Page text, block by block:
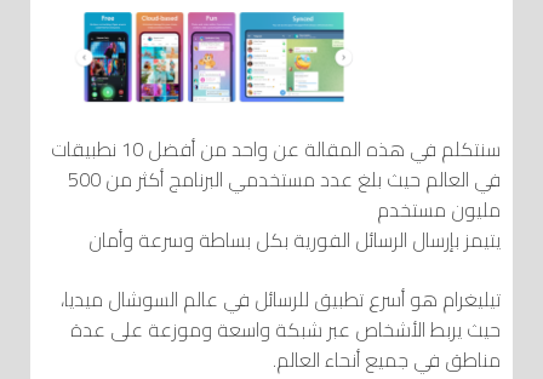
سنتكلم في هذه المقالة عن واحد من أفضل 10 نطبيقات
في العالم حيث بلغ عدد مستخدمي البرنامج أكثر من 500
مليون مستخدم
يتيمز بإرسال الرسائل الفورية بكل بساطة وسرعة وأمان
تيليغرام هو أسرع تطبيق للرسائل في عالم السوشال ميديا،
حيث يربط الأشخاص عبر شبكة واسعة وموزعة على عدة
مناطق في جميع أنحاء العالم.